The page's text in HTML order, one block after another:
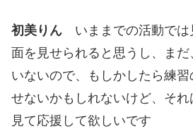
初美りん いままでの活動では
面を見せられると思うし、ま
いないので、もしかしたら練
せないかもしれないけど、そ
見て応援して欲しいです